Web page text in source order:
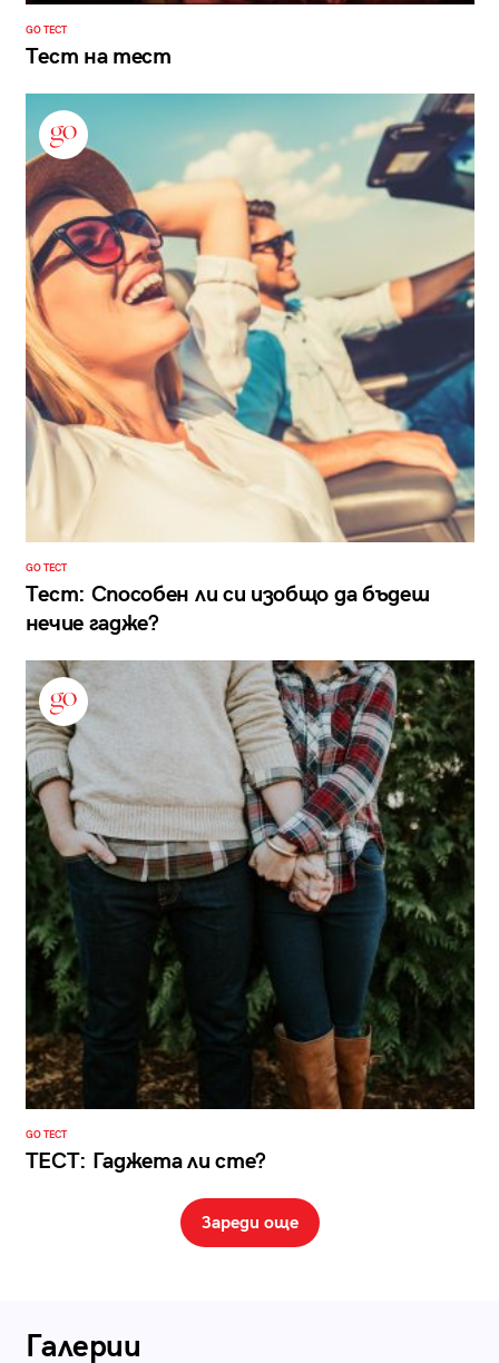
GO ТЕСТ
Тест на тест
GO ТЕСТ
Тест: Способен ли си изобщо да бъдеш
нечие гадже?
GO ТЕСТ
ТЕСТ: Гаджета ли сте?
Зареди още
Галерии